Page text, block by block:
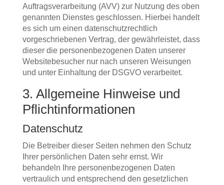
Auftragsverarbeitung (AVV) zur Nutzung des oben
genannten Dienstes geschlossen. Hierbei handelt
es sich um einen datenschutzrechtlich
vorgeschriebenen Vertrag, der gewährleistet, dass
dieser die personenbezogenen Daten unserer
Websitebesucher nur nach unseren Weisungen
und unter Einhaltung der DSGVO verarbeitet.
3. Allgemeine Hinweise und
Pflicht­informationen
Datenschutz
Die Betreiber dieser Seiten nehmen den Schutz
Ihrer persönlichen Daten sehr ernst. Wir
behandeln Ihre personenbezogenen Daten
vertraulich und entsprechend den gesetzlichen